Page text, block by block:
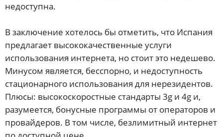
недоступна.
В заключение хотелось бы отметить, что Испания
предлагает высококачественные услуги
использования интернета, но стоит это недешево.
Минусом является, бесспорно, и недоступность
стационарного использования для нерезидентов.
Плюсы: высокоскоростные стандарты 3g и 4g и,
разумеется, бонусные программы от операторов и
провайдеров. В том числе, безлимитный интернет